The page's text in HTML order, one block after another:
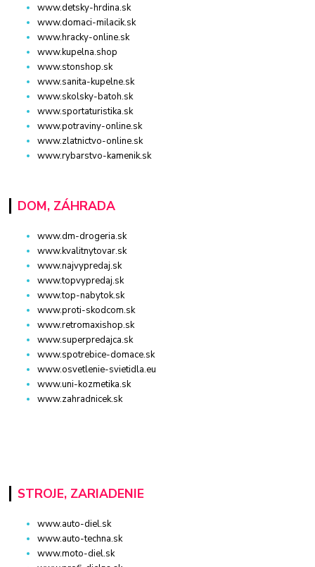
www.detsky-hrdina.sk
www.domaci-milacik.sk
www.hracky-online.sk
www.kupelna.shop
www.stonshop.sk
www.sanita-kupelne.sk
www.skolsky-batoh.sk
www.sportaturistika.sk
www.potraviny-online.sk
www.zlatnictvo-online.sk
www.rybarstvo-kamenik.sk
DOM, ZÁHRADA
www.dm-drogeria.sk
www.kvalitnytovar.sk
www.najvypredaj.sk
www.topvypredaj.sk
www.top-nabytok.sk
www.proti-skodcom.sk
www.retromaxishop.sk
www.superpredajca.sk
www.spotrebice-domace.sk
www.osvetlenie-svietidla.eu
www.uni-kozmetika.sk
www.zahradnicek.sk
STROJE, ZARIADENIE
www.auto-diel.sk
www.auto-techna.sk
www.moto-diel.sk